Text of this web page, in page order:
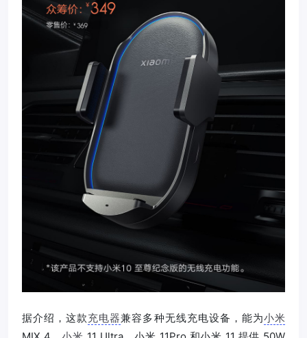
据介绍，这款充电器兼容多种无线充电设备，能为小米